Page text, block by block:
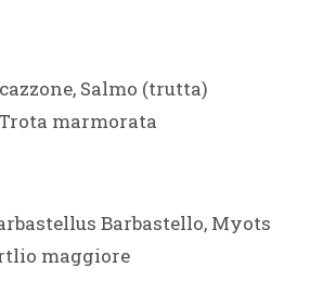
Salmo (trutta)
marmorata
Barbastello, Myots
maggiore